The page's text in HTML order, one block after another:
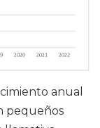
anual
pequeños